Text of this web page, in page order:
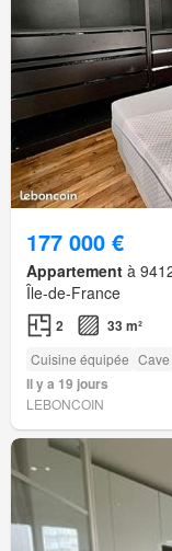
177 000 €
Appartement à
Île-de-France
2 33 m²
Cuisine équipée Cave
Il y a 19 jours
LEBONCOIN